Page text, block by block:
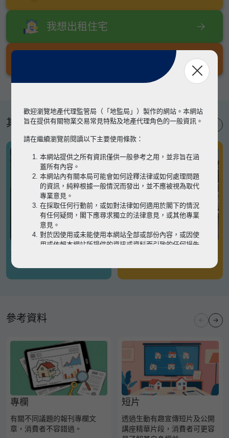
我想出租住宅
其他專題
有關凶宅
參考資料
專欄
有關不同議題的報刊專欄文
章，消費者不容錯過。
短片
透過生動有趣宣傳短片及公開
講座精華片段，消費者可更容
歡迎瀏覽地產代理監管局（「地監局」）製作的網站。本網站
旨在提供有關物業交易常見特點及地產代理角色的一般資訊。
請在繼續瀏覽前閱讀以下主要使用條款：
本網站提供之所有資訊僅供一般參考之用，並非旨在涵
蓋所有內容。
本網站內有關本局可能會如何詮釋法律或如何處理問題
的資訊，純粹根據一般情況而發出，並不應被視為取代
專業意見。
在採取任何行動前，或如對法律如何適用於閣下的情況
有任何疑問，閣下應尋求獨立的法律意見，或其他專業
意見。
對於因使用或未能使用本網站全部或部份內容，或因使
用或依賴本網站所提供的資訊或資料而引致的任何損失
瀏覽以細閱本網站使用條款的完整版本。如有任